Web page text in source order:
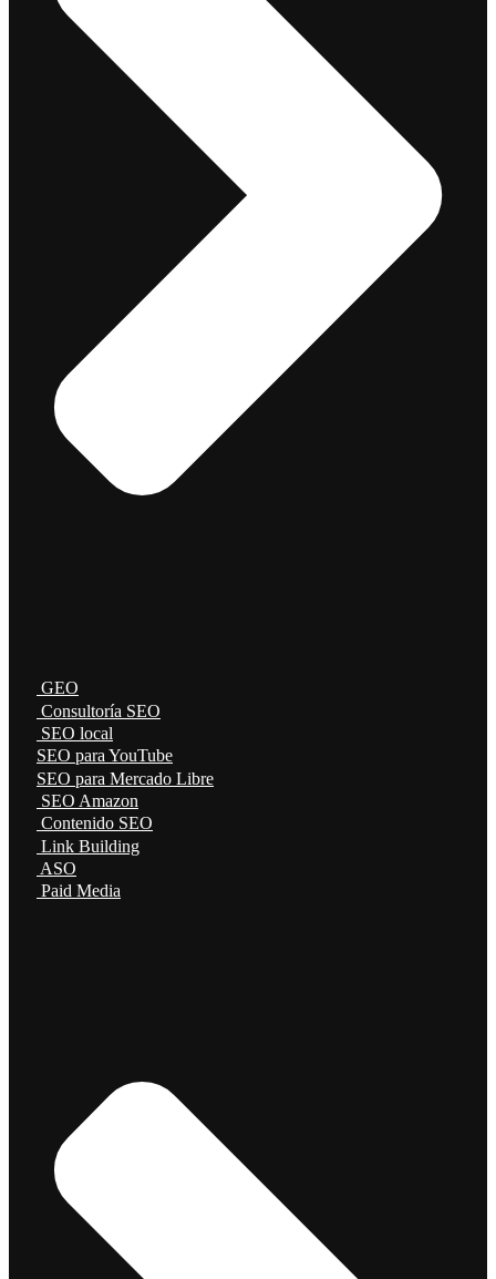
GEO
Consultoría SEO
SEO local
SEO para YouTube
SEO para Mercado Libre
SEO Amazon
Contenido SEO
Link Building
ASO
Paid Media